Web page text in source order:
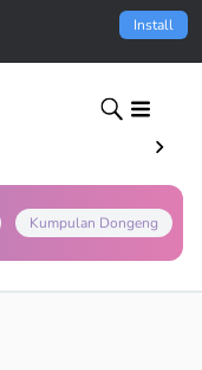
Install
Kumpulan Dongeng